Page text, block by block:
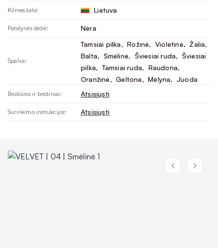
Kilmės šalis: Lietuva
Patalynės dėžė: Nėra
Spalva:
Tamsiai pilka, Rožinė, Violetinė, Žalia,
Balta, Smėlinė, Šviesiai ruda, Šviesiai
pilka, Tamsiai ruda, Raudona,
Oranžinė, Geltona, Mėlyna, Juoda
Brošiūros ir brėžiniai: Atsisiųsti
Surinkimo instrukcijos: Atsisiųsti